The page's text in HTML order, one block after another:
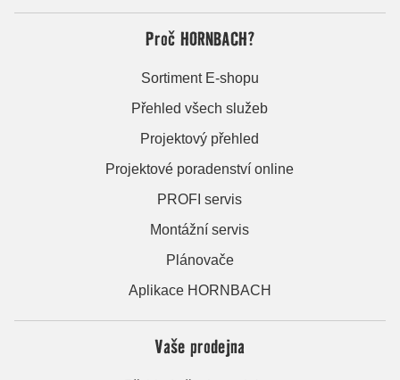
Proč HORNBACH?
Sortiment E-shopu
Přehled všech služeb
Projektový přehled
Projektové poradenství online
PROFI servis
Montážní servis
Plánovače
Aplikace HORNBACH
Vaše prodejna